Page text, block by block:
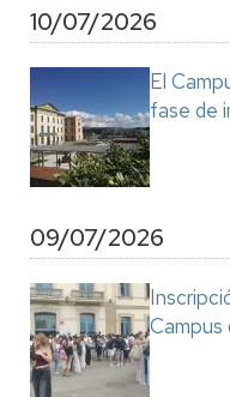
10/07/2026
El
fase de
09/07/2026